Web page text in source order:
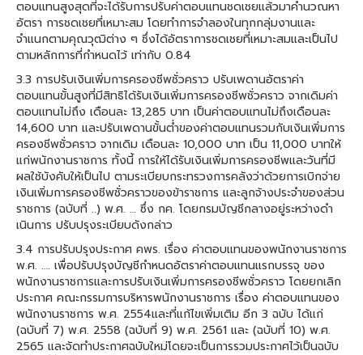
ตอบแทนสูงสุดที่จะได้รับการปรับค่าตอบแทนชดเชยแล้วมาคํานวณหา
อัตรา การชดเชยที่เหมาะสม โดยทําการจําลองในทุกกลุ่มงานและ
จําแนกตามคุณวุฒิต่าง ๆ ซึ่งได้อัตราการชดเชยที่เหมาะสมและเป็นไป
ตามหลักการที่กําหนดไว้ เท่ากับ 0.84
3.3 การปรับเงินเพิ่มการครองชีพชั่วคราว ปรับเพดานอัตราค่า
ตอบแทนขั้นสูงที่มีสิทธิได้รับเงินเพิ่มการครองชีพชั่วคราว จากเดิมค่า
ตอบแทนไม่ถึง เดือนละ 13,285 บาท เป็นค่าตอบแทนไม่ถึงเดือนละ
14,600 บาท และปรับเพดานขั้นต่ำของค่าตอบแทนรวมกับเงินเพิ่มการ
ครองชีพชั่วคราว จากเดิม เดือนละ 10,000 บาท เป็น 11,000 บาทให้
แก่พนักงานราชการ ทั้งนี้ การให้ได้รับเงินเพิ่มการครองชีพและวันที่มี
ผลใช้บังคับให้เป็นไป ตามระเบียบกระทรวงการคลังว่าด้วยการเบิกจ่าย
เงินเพิ่มการครองชีพชั่วคราวของข้าราชการ และลูกจ้างประจําของส่วน
ราชการ (ฉบับที่ ..) พ.ศ. … ซึ่ง กค. โดยกรมบัญชีกลางอยู่ระหว่างดํา
เนินการ ปรับปรุงระเบียบดังกล่าว
3.4 การปรับปรุงประกาศ คพร. เรื่อง ค่าตอบแทนของพนักงานราชการ
พ.ศ. …. เพื่อปรับปรุงบัญชีกําหนดอัตราค่าตอบแทนแรกบรรจุ ของ
พนักงานราชการและการปรับเงินเพิ่มการครองชีพชั่วคราว โดยยกเลิก
ประกาศ คณะกรรมการบริหารพนักงานราชการ เรื่อง ค่าตอบแทนของ
พนักงานราชการ พ.ศ. 2554และที่แก้ไขเพิ่มเติม อีก 3 ฉบับ ได้แก่
(ฉบับที่ 7) พ.ศ. 2558 (ฉบับที่ 9) พ.ศ. 2561 และ (ฉบับที่ 10) พ.ศ.
2565 และจัดทําประกาศฉบับใหม่โดยจะเป็นการรวมประกาศไว้เป็นฉบับ